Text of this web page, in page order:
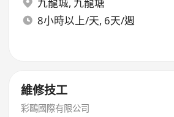
九龍城, 九龍塘
8小時以上/天, 6天/週
維修技工
彩鷗國際有限公司